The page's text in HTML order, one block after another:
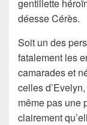
gentillette
déesse Cérès.
Soit un des
fatalement les
camarades et
celles
même pas une
clairement